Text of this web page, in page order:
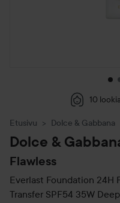
10 lookia
Etusivu Dolce & Gabbana
Dolce &
Flawless
Everlast Foundation 24H
Transfer SPF54 35W Deep